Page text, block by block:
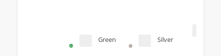
Green Silver